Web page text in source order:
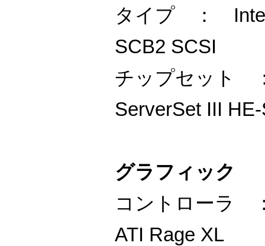
タイプ ： Intel
SCB2 SCSI
チップセット
ServerSet III
グラフィック
コントロー
ATI Rage XL